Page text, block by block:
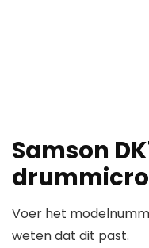
Samson
Voer het
weten dat dit past.